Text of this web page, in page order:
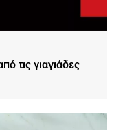
τις γιαγιάδες